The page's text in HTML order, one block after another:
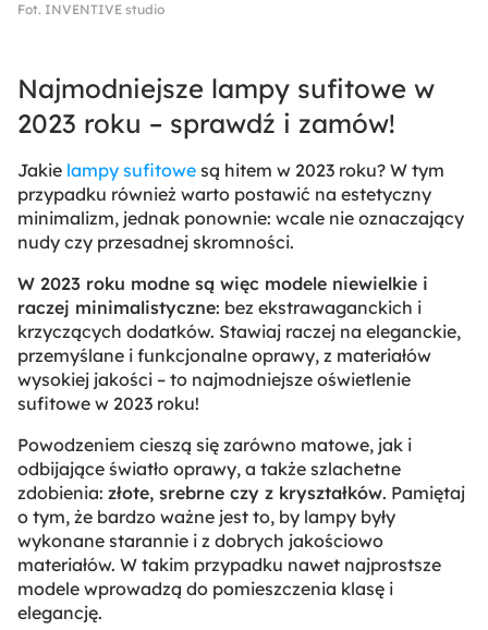
Fot. INVENTIVE studio
Najmodniejsze lampy sufitowe w
2023 roku – sprawdź i zamów!
Jakie lampy sufitowe są hitem w 2023 roku? W tym
przypadku również warto postawić na estetyczny
minimalizm, jednak ponownie: wcale nie oznaczający
nudy czy przesadnej skromności.
W 2023 roku modne są więc modele niewielkie i
raczej minimalistyczne: bez ekstrawaganckich i
krzyczących dodatków. Stawiaj raczej na eleganckie,
przemyślane i funkcjonalne oprawy, z materiałów
wysokiej jakości – to najmodniejsze oświetlenie
sufitowe w 2023 roku!
Powodzeniem cieszą się zarówno matowe, jak i
odbijające światło oprawy, a także szlachetne
zdobienia: złote, srebrne czy z kryształków. Pamiętaj
o tym, że bardzo ważne jest to, by lampy były
wykonane starannie i z dobrych jakościowo
materiałów. W takim przypadku nawet najprostsze
modele wprowadzą do pomieszczenia klasę i
elegancję.